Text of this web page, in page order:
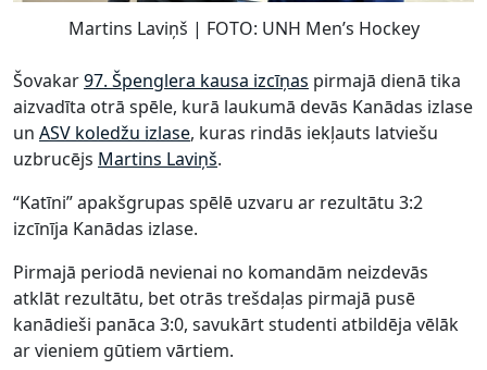
Martins Laviņš | FOTO: UNH Men’s Hockey
Šovakar97. Špenglera kausa izcīņas pirmajā dienā tika
aizvadīta otrā spēle, kurā laukumā devās Kanādas izlase
un ASV koledžu izlase, kuras rindās iekļauts latviešu
uzbrucējs Martins Laviņš.
“Katīni” apakšgrupas spēlē uzvaru ar rezultātu 3:2
izcīnīja Kanādas izlase.
Pirmajā periodā nevienai no komandām neizdevās
atklāt rezultātu, bet otrās trešdaļas pirmajā pusē
kanādieši panāca 3:0, savukārt studenti atbildēja vēlāk
ar vieniem gūtiem vārtiem.